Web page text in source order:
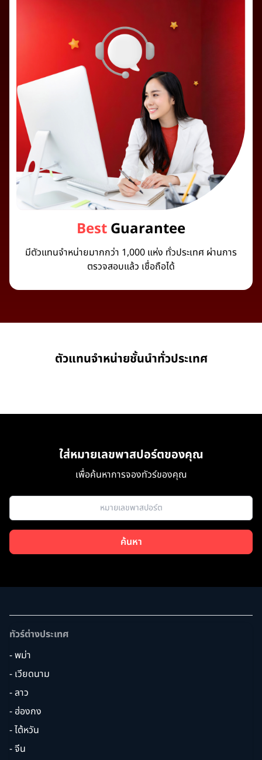
BestGuarantee
มีตัวแทนจำหน่ายมากกว่า 1,000 แห่ง ทั่วประเทศ ผ่านการ
ตรวจสอบแล้ว เชื่อถือได้
ตัวแทนจำหน่ายชั้นนำทั่วประเทศ
ใส่หมายเลขพาสปอร์ตของคุณ
เพื่อค้นหาการจองทัวร์ของคุณ
ค้นหา
ทัวร์ต่างประเทศ
- พม่า
- เวียดนาม
- ลาว
- ฮ่องกง
- ไต้หวัน
- จีน